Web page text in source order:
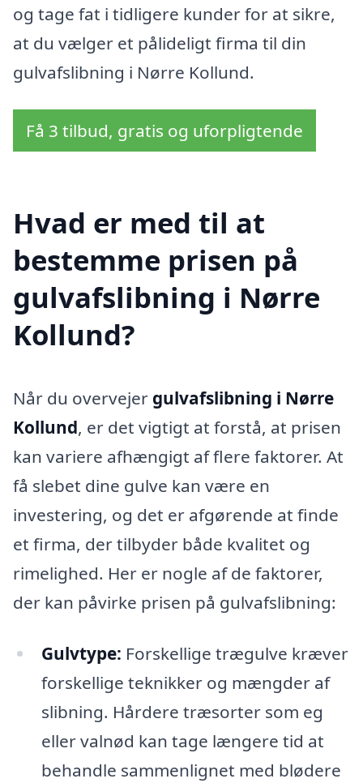
og tage fat i tidligere kunder for at sikre,
at du vælger et pålideligt firma til din
gulvafslibning i Nørre Kollund.
Få 3 tilbud, gratis og uforpligtende
Hvad er med til at
bestemme prisen på
gulvafslibning i Nørre
Kollund?
Når du overvejer gulvafslibning i Nørre
Kollund, er det vigtigt at forstå, at prisen
kan variere afhængigt af flere faktorer. At
få slebet dine gulve kan være en
investering, og det er afgørende at finde
et firma, der tilbyder både kvalitet og
rimelighed. Her er nogle af de faktorer,
der kan påvirke prisen på gulvafslibning:
Gulvtype: Forskellige trægulve kræver
forskellige teknikker og mængder af
slibning. Hårdere træsorter som eg
eller valnød kan tage længere tid at
behandle sammenlignet med blødere